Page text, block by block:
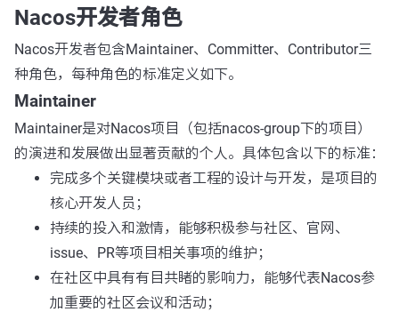
Nacos开发者角色
Nacos开发者包含Maintainer、Committer、Contributor三
种角色，每种角色的标准定义如下。
Maintainer
Maintainer是对Nacos项目（包括nacos-group下的项目）
的演进和发展做出显著贡献的个人。具体包含以下的标准：
完成多个关键模块或者工程的设计与开发，是项目的
核心开发人员；
持续的投入和激情，能够积极参与社区、官网、
issue、PR等项目相关事项的维护；
在社区中具有有目共睹的影响力，能够代表Nacos参
加重要的社区会议和活动；